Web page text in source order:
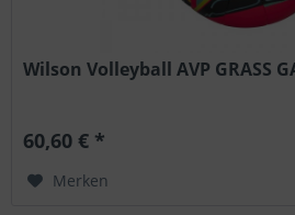
Wilson Volleyball AVP GRASS
60,60 € *
Merken